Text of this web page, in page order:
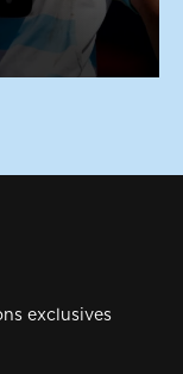
exclusives